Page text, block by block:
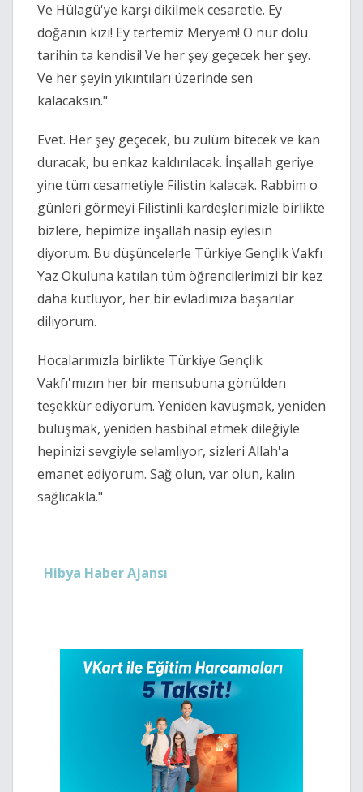
Ve Hülagü'ye karşı dikilmek cesaretle. Ey
doğanın kızı! Ey tertemiz Meryem! O nur dolu
tarihin ta kendisi! Ve her şey geçecek her şey.
Ve her şeyin yıkıntıları üzerinde sen
kalacaksın."
Evet. Her şey geçecek, bu zulüm bitecek ve kan
duracak, bu enkaz kaldırılacak. İnşallah geriye
yine tüm cesametiyle Filistin kalacak. Rabbim o
günleri görmeyi Filistinli kardeşlerimizle birlikte
bizlere, hepimize inşallah nasip eylesin
diyorum. Bu düşüncelerle Türkiye Gençlik Vakfı
Yaz Okuluna katılan tüm öğrencilerimizi bir kez
daha kutluyor, her bir evladımıza başarılar
diliyorum.
Hocalarımızla birlikte Türkiye Gençlik
Vakfı'mızın her bir mensubuna gönülden
teşekkür ediyorum. Yeniden kavuşmak, yeniden
buluşmak, yeniden hasbihal etmek dileğiyle
hepinizi sevgiyle selamlıyor, sizleri Allah'a
emanet ediyorum. Sağ olun, var olun, kalın
sağlıcakla."
Hibya Haber Ajansı